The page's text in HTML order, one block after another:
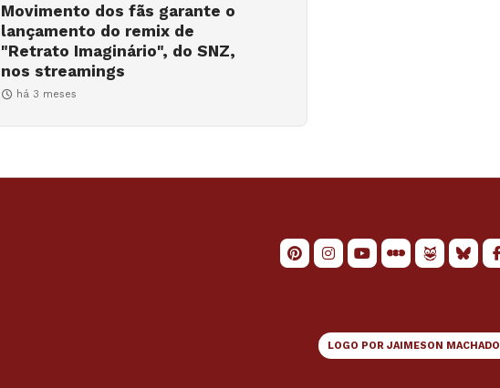
Movimento dos fãs garante o
lançamento do remix de
"Retrato Imaginário", do SNZ,
nos streamings
há 3 meses
LOGO POR JAIMESON MACHADO